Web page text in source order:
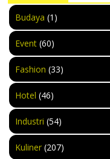
Budaya (1)
Event (60)
Fashion (33)
Hotel (46)
Industri (54)
Kuliner (207)